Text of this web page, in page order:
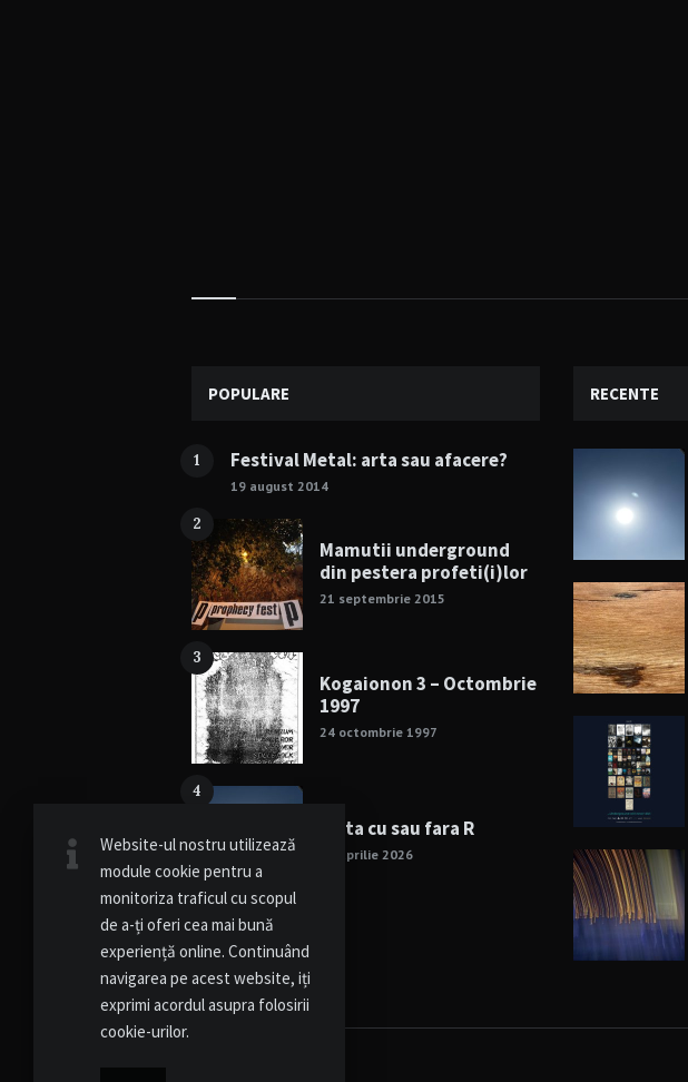
Widgets
POPULARE
1 Festival Metal: arta sau afacere?
19 august 2014
2
Mamutii underground
din pestera profeti(i)lor
21 septembrie 2015
3
Kogaionon 3 – Octombrie
1997
24 octombrie 1997
4
Viata cu sau fara R
15 aprilie 2026
RECENTE
Website-ul nostru utilizează
module cookie pentru a
monitoriza traficul cu scopul
de a-ți oferi cea mai bună
experiență online. Continuând
navigarea pe acest website, iți
exprimi acordul asupra folosirii
cookie-urilor.